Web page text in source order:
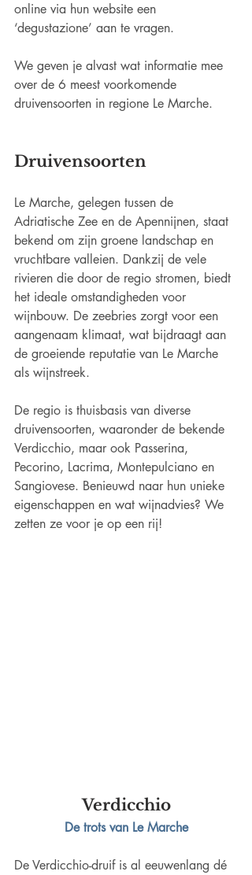
online via hun website een
‘degustazione’ aan te vragen.
We geven je alvast wat informatie mee
over de 6 meest voorkomende
druivensoorten in regione Le Marche.
Druivensoorten
Le Marche, gelegen tussen de
Adriatische Zee en de Apennijnen, staat
bekend om zijn groene landschap en
vruchtbare valleien. Dankzij de vele
rivieren die door de regio stromen, biedt
het ideale omstandigheden voor
wijnbouw. De zeebries zorgt voor een
aangenaam klimaat, wat bijdraagt aan
de groeiende reputatie van Le Marche
als wijnstreek.
De regio is thuisbasis van diverse
druivensoorten, waaronder de bekende
Verdicchio, maar ook Passerina,
Pecorino, Lacrima, Montepulciano en
Sangiovese. Benieuwd naar hun unieke
eigenschappen en wat wijnadvies? We
zetten ze voor je op een rij!
Verdicchio
De trots van Le Marche
De Verdicchio-druif is al eeuwenlang dé